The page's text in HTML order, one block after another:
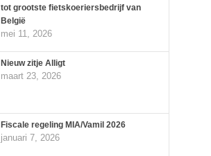
tot grootste fietskoeriersbedrijf van
België
mei 11, 2026
Nieuw zitje Alligt
maart 23, 2026
Fiscale regeling MIA/Vamil 2026
januari 7, 2026